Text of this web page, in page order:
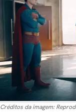
Créditos da imagem: